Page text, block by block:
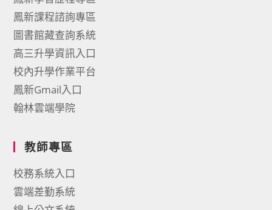
鳳新課程諮詢專區
圖書館藏查詢系統
高三升學資訊入口
校內升學作業平台
鳳新Gmail入口
翰林雲端學院
教師專區
校務系統入口
雲端差勤系統